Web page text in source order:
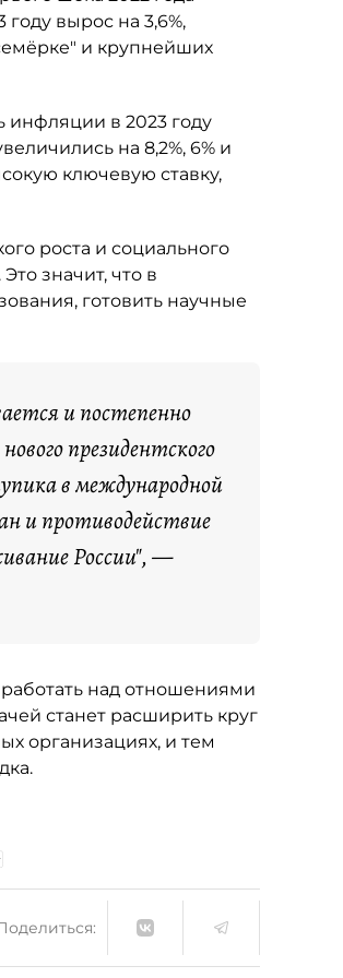
вырос на 3,6%,
и крупнейших
инфляции в 2023 году
на 8,2%, 6% и
ключевую ставку,
роста и социального
значит, что в
готовить научные
и постепенно
президентского
в международной
и противодействие
России", —
над отношениями
станет расширить круг
организациях, и тем